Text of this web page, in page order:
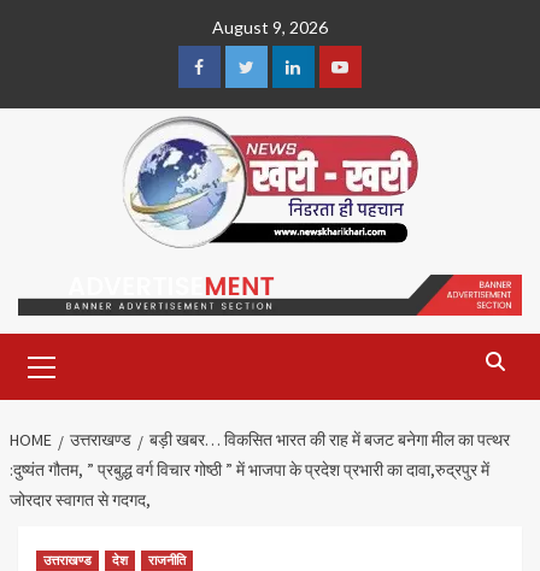
August 9, 2026
FacebookTwitterLinkedinYoutube
Menu
HOME उत्तराखण्ड
बड़ी खबर… विकसित भारत की राह में बजट बनेगा मील का पत्थर
:दुष्यंत गौतम, ” प्रबुद्ध वर्ग विचार गोष्ठी ” में भाजपा के प्रदेश प्रभारी का दावा,रुद्रपुर में
जोरदार स्वागत से गदगद,
उत्तराखण्ड देश राजनीति